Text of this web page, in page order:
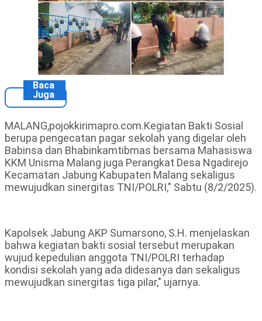
Baca
Juga
MALANG,pojokkirimapro.com.Kegiatan Bakti Sosial
berupa pengecatan pagar sekolah yang digelar oleh
Babinsa dan Bhabinkamtibmas bersama Mahasiswa
KKM Unisma Malang juga Perangkat Desa Ngadirejo
Kecamatan Jabung Kabupaten Malang sekaligus
mewujudkan sinergitas TNI/POLRI," Sabtu (8/2/2025).
Kapolsek Jabung AKP Sumarsono, S.H. menjelaskan
bahwa kegiatan bakti sosial tersebut merupakan
wujud kepedulian anggota TNI/POLRI terhadap
kondisi sekolah yang ada didesanya dan sekaligus
mewujudkan sinergitas tiga pilar," ujarnya.